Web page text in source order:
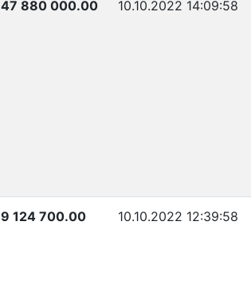
47 880 000.00 10.10.2022 14:09:58
9 124 700.00 10.10.2022 12:39:58